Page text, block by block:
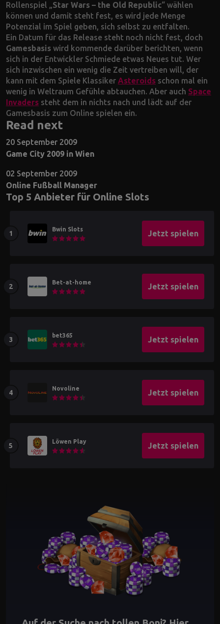
Rollenspiel „Star Wars – the Old Republic“ wählen
können und damit steht fest, es wird jede Menge
Potenzial im Spiel geben, sich selbst zu entfalten.
Ein Datum für das Release steht noch nicht fest, doch
Gamesbasis wird kommende darüber berichten, wenn
sich in der Entwickler Schmiede etwas Neues tut. Wer
sich inzwischen ein wenig die Zeit vertreiben will, der
kann mit dem Spiele Klassiker Asteroids schon mal ein
wenig in Weltraum Gefühle abtauchen. Aber auch Space
Invaders steht dem in nichts nach und lädt auf der
Gamesbasis zum Online spielen ein.
Read next
20 September 2009
Game City 2009 in Wien
02 September 2009
Online Fußball Manager
Top 5 Anbieter für Online Slots
Bwin Slots Jetzt spielen
Bet-at-home Jetzt spielen
bet365 Jetzt spielen
Novoline Jetzt spielen
Löwen Play Jetzt spielen